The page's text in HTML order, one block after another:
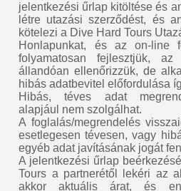
jelentkezési űrlap kitöltése és
létre utazási szerződést, és
kötelezi a Dive Hard Tours
Honlapunkat, és az on-line
folyamatosan fejlesztjük,
állandóan ellenőrizzük, de
hibás adatbevitel előfordulása
Hibás, téves adat
alapjául nem szolgálhat.
A foglalás/megrendelés
esetlegesen tévesen, vagy
egyéb adat javításának jogát
A jelentkezési űrlap
Tours a partnerétől lekéri az
akkor aktuális árat, és